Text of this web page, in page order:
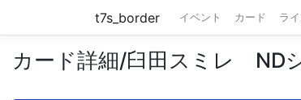
t7s_border イベント カード ラ
カード詳細/臼田スミレ ND